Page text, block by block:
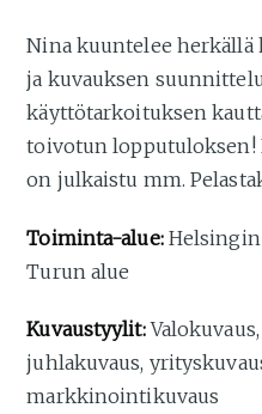
Nina kuuntelee herkällä
ja kuvauksen
käyttötarkoituksen
toivotun lopputuloksen!
on julkaistu mm.
Toiminta-alue: Helsingin
Turun alue
Kuvaustyylit:
juhlakuvaus,
markkinointikuvaus